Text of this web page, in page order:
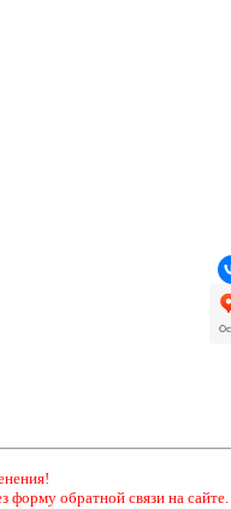
форму обратной связи на сайте.